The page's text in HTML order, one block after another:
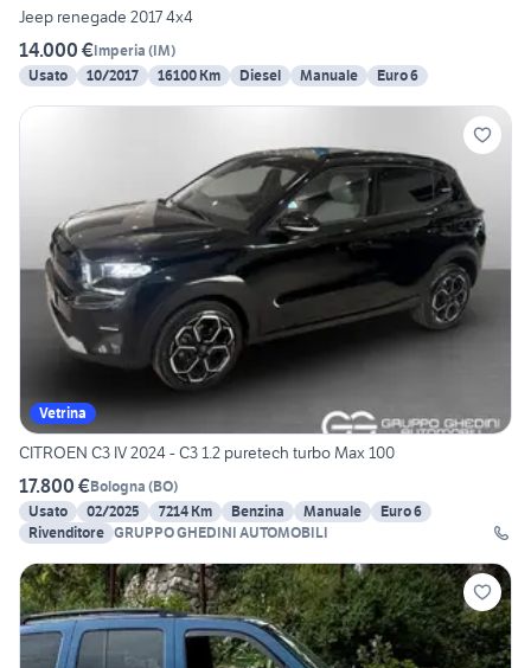
Jeep renegade 2017 4x4
14.000 €Imperia (IM)
Usato
10/2017 16100 Km Diesel Manuale Euro 6
Vetrina
CITROEN C3 IV 2024 - C3 1.2 puretech turbo Max 100
17.800 €Bologna (BO)
Usato
02/2025 7214 Km Benzina Manuale
Euro 6
Rivenditore GRUPPO GHEDINI AUTOMOBILI